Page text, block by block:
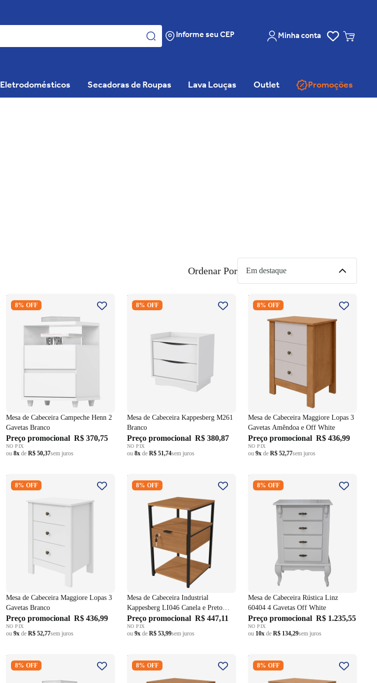
Informe seu CEP Minha conta
Eletrodomésticos Secadoras de Roupas Lava Louças Outlet Promoções
Ordenar Por
Mesa de Cabeceira Campeche
Henn 2 Gavetas Branco
8% OFF
Mesa de Cabeceira Campeche Henn 2
Gavetas Branco
Preço promocional R$ 370,75
NO PIX
ou 8x de R$ 50,37sem juros
Mesa de Cabeceira Kappesberg
M261 Branco
8% OFF
Mesa de Cabeceira Kappesberg M261
Branco
Preço promocional R$ 380,87
NO PIX
ou 8x de R$ 51,74sem juros
Mesa de Cabeceira Maggiore
Lopas 3 Gavetas Amêndoa e Off
8% OFF
Mesa de Cabeceira Maggiore Lopas 3
Gavetas Amêndoa e Off White
Preço promocional R$ 436,99
NO PIX
ou 9x de R$ 52,77sem juros
Mesa de Cabeceira Maggiore
Lopas 3 Gavetas Branco
8% OFF
Mesa de Cabeceira Maggiore Lopas 3
Gavetas Branco
Preço promocional R$ 436,99
NO PIX
ou 9x de R$ 52,77sem juros
Mesa de Cabeceira Industrial
Kappesberg LI046 Canela e Preto
8% OFF
Mesa de Cabeceira Industrial
Kappesberg LI046 Canela e Preto
Fosco
Preço promocional R$ 447,11
NO PIX
ou 9x de R$ 53,99sem juros
Mesa de Cabeceira Rústica Linz
60404 4 Gavetas Off White
8% OFF
Mesa de Cabeceira Rústica Linz
60404 4 Gavetas Off White
Preço promocional R$ 1.235,55
NO PIX
ou 10x de R$ 134,29sem juros
Mesa de Cabeceira Americana
Henn 2 Gavetas Branco HP
8% OFF
Mesa de Cabeceira Baião Lopas 3
Gavetas Amêndoa Clean
8% OFF
Mesa de Cabeceira Maggiore
Lopas 3 Gavetas Amêndoa Clean
8% OFF